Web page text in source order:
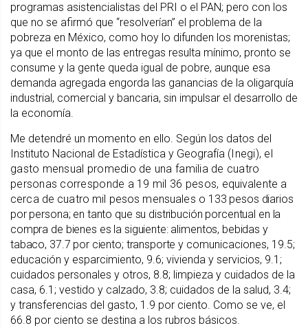
programas asistencialistas del PRI o el PAN; pero con los
que no se afirmó que “resolverían” el problema de la
pobreza en México, como hoy lo difunden los morenistas;
ya que el monto de las entregas resulta mínimo, pronto se
consume y la gente queda igual de pobre, aunque esa
demanda agregada engorda las ganancias de la oligarquía
industrial, comercial y bancaria, sin impulsar el desarrollo de
la economía.
Me detendré un momento en ello. Según los datos del
Instituto Nacional de Estadística y Geografía (Inegi), el
gasto mensual promedio de una familia de cuatro
personas corresponde a 19 mil 36 pesos, equivalente a
cerca de cuatro mil pesos mensuales o 133 pesos diarios
por persona; en tanto que su distribución porcentual en la
compra de bienes es la siguiente: alimentos, bebidas y
tabaco, 37.7 por ciento; transporte y comunicaciones, 19.5;
educación y esparcimiento, 9.6; vivienda y servicios, 9.1;
cuidados personales y otros, 8.8; limpieza y cuidados de la
casa, 6.1; vestido y calzado, 3.8; cuidados de la salud, 3.4;
y transferencias del gasto, 1.9 por ciento. Como se ve, el
66.8 por ciento se destina a los rubros básicos.